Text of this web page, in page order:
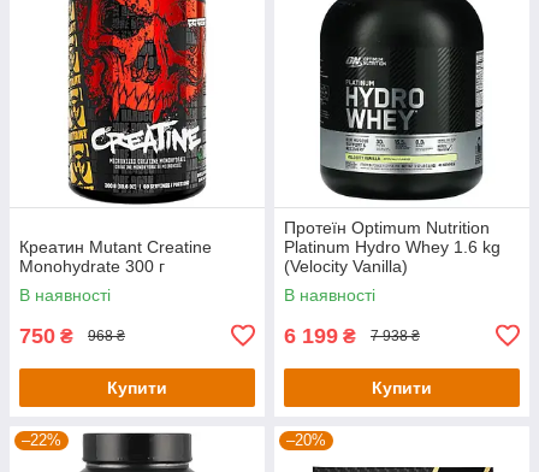
Креатин Mutant Creatine
Monohydrate 300 г
В наявності
750 ₴ 968 ₴
Купити
Протеїн Optimum Nutrition
Platinum Hydro Whey 1.6 kg
(Velocity Vanilla)
В наявності
6 199 ₴ 7 938 ₴
Купити
–22% –20%